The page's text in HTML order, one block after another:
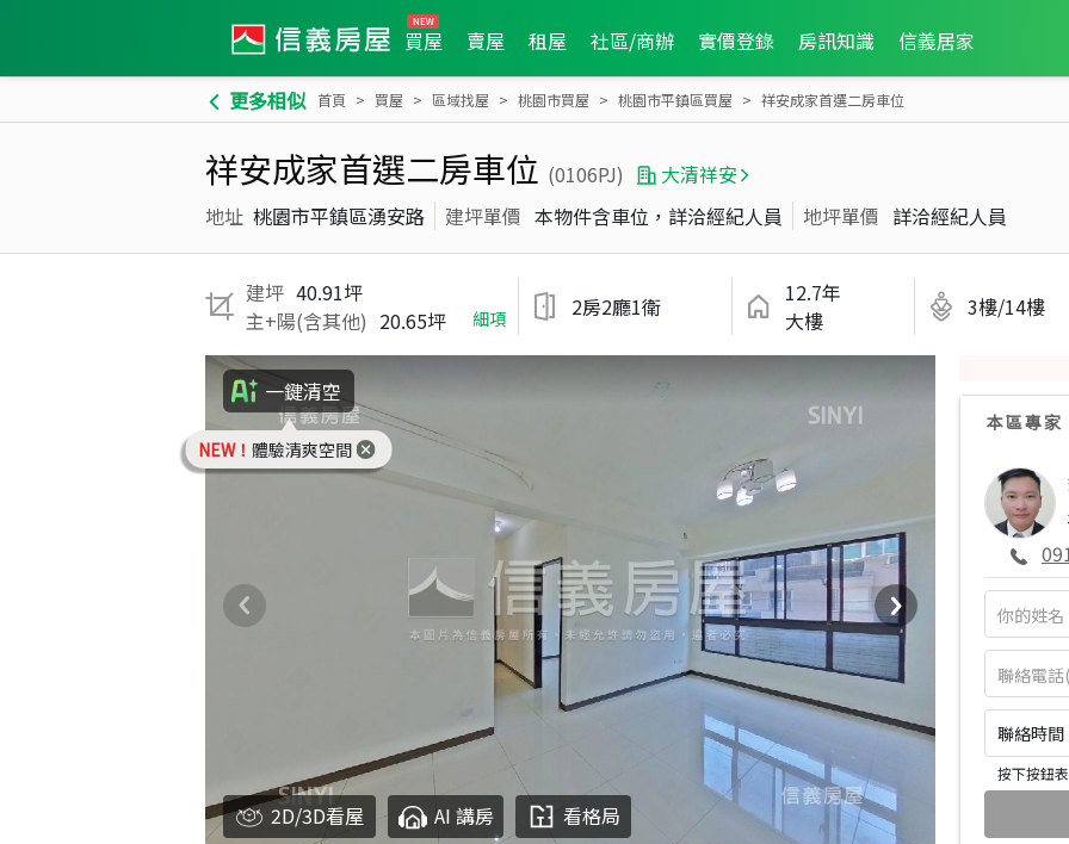
買屋 賣屋 租屋 社區/商辦 實價登錄 房訊知識 信義居家
更多相似 首頁 買屋 區域找屋 桃園市買屋 桃園市平鎮區買屋 祥安成家首選二房車位
祥安成家首選二房車位 (0106PJ)
大清祥安
地址 桃園市平鎮區湧安路 建坪單價 本物件含車位，詳洽經紀人員 地坪單價 詳洽經紀人員
建坪 40.91坪
主+陽(含其他) 20.65坪 細項 2房2廳1衛
12.7年
大樓
3樓/14樓
一鍵清空
NEW！ 體驗清爽空間
2D/3D看屋 AI 講房 看格局
本區專家
聯絡時
按下按鈕